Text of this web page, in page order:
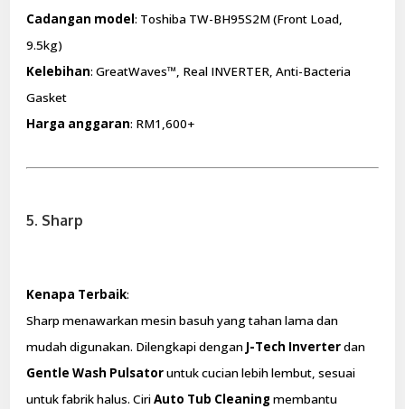
Cadangan model: Toshiba TW-BH95S2M (Front Load,
9.5kg)
Kelebihan: GreatWaves™, Real INVERTER, Anti-Bacteria
Gasket
Harga anggaran: RM1,600+
5. Sharp
Kenapa Terbaik:
Sharp menawarkan mesin basuh yang tahan lama dan
mudah digunakan. Dilengkapi dengan J-Tech Inverterdan
Gentle Wash Pulsatoruntuk cucian lebih lembut, sesuai
untuk fabrik halus. CiriAuto Tub Cleaning membantu